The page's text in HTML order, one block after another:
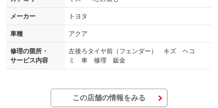
メーカー トヨタ
車種 アクア
修理の箇所・
サービス内容
左後ろタイヤ前（フェンダー） キズ ヘコ
ミ 車 修理 鈑金
この店舗の情報をみる